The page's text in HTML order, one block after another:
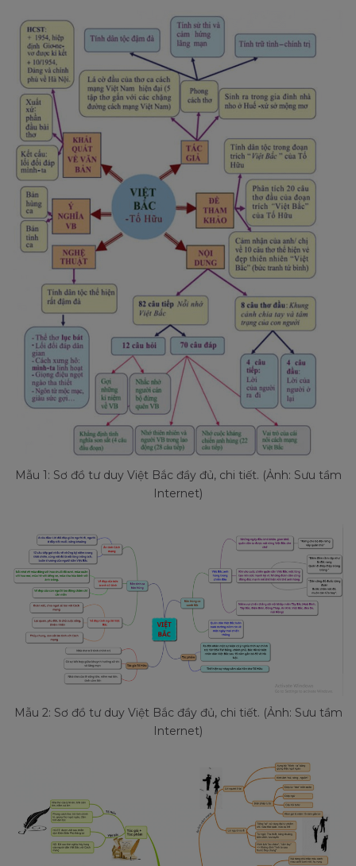
Mẫu 1: Sơ đồ tư duy Việt Bắc đầy đủ, chi tiết. (Ảnh: Sưu tầm
Internet)
Mẫu 2: Sơ đồ tư duy Việt Bắc đầy đủ, chi tiết. (Ảnh: Sưu tầm
Internet)